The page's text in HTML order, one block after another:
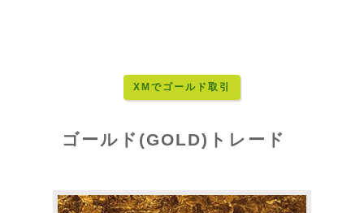
XMでゴールド取引
ゴールド(GOLD)トレード